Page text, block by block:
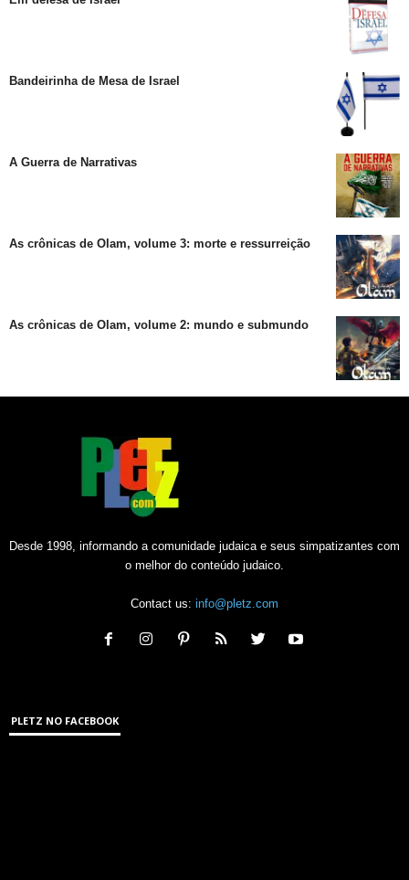
Bandeirinha de Mesa de Israel
A Guerra de Narrativas
As crônicas de Olam, volume 3: morte e ressurreição
As crônicas de Olam, volume 2: mundo e submundo
Desde 1998, informando a comunidade judaica e seus simpatizantes com
o melhor do conteúdo judaico.
Contact us: info@pletz.com
PLETZ NO FACEBOOK